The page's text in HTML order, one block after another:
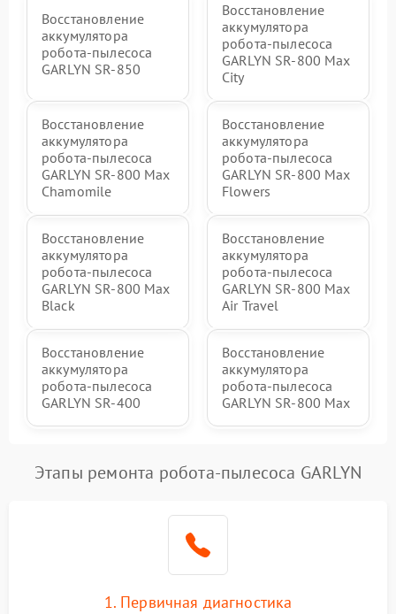
Восстановление
аккумулятора
робота-пылесоса
GARLYN SR-850
Восстановление
аккумулятора
робота-пылесоса
GARLYN SR-800 Max
City
Восстановление
аккумулятора
робота-пылесоса
GARLYN SR-800 Max
Chamomile
Восстановление
аккумулятора
робота-пылесоса
GARLYN SR-800 Max
Flowers
Восстановление
аккумулятора
робота-пылесоса
GARLYN SR-800 Max
Black
Восстановление
аккумулятора
робота-пылесоса
GARLYN SR-800 Max
Air Travel
Восстановление
аккумулятора
робота-пылесоса
GARLYN SR-400
Восстановление
аккумулятора
робота-пылесоса
GARLYN SR-800 Max
Этапы ремонта робота-пылесоса GARLYN
1. Первичная диагностика